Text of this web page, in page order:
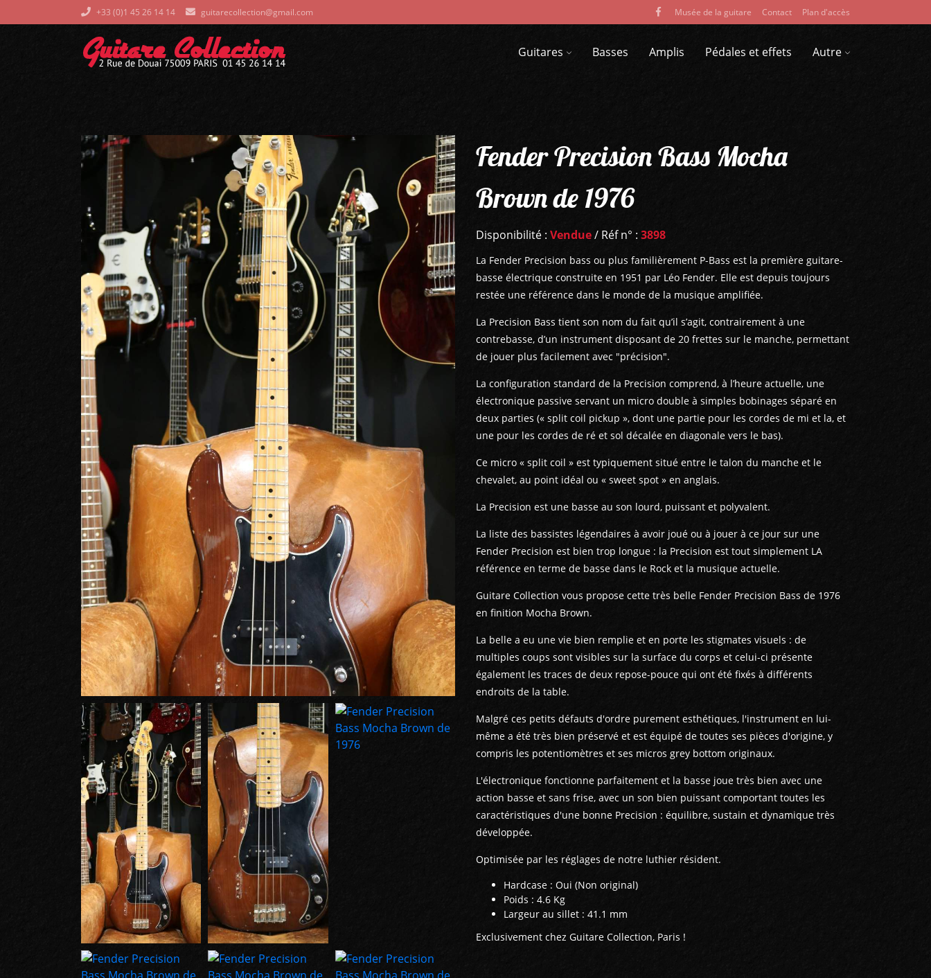
+33 (0)1 45 26 14 14 guitarecollection@gmail.com Musée de la guitare Contact Plan d'accès
Guitares Basses Amplis Pédales et effets Autre
Fender Precision Bass Mocha
Brown de 1976
Disponibilité : Vendue/ Réf n° : 3898
La Fender Precision bass ou plus familièrement P-Bass est la première guitare-
basse électrique construite en 1951 par Léo Fender. Elle est depuis toujours
restée une référence dans le monde de la musique amplifiée.
La Precision Bass tient son nom du fait qu’il s’agit, contrairement à une
contrebasse, d’un instrument disposant de 20 frettes sur le manche, permettant
de jouer plus facilement avec "précision".
La configuration standard de la Precision comprend, à l’heure actuelle, une
électronique passive servant un micro double à simples bobinages séparé en
deux parties (« split coil pickup », dont une partie pour les cordes de mi et la, et
une pour les cordes de ré et sol décalée en diagonale vers le bas).
Ce micro « split coil » est typiquement situé entre le talon du manche et le
chevalet, au point idéal ou « sweet spot » en anglais.
La Precision est une basse au son lourd, puissant et polyvalent.
La liste des bassistes légendaires à avoir joué ou à jouer à ce jour sur une
Fender Precision est bien trop longue : la Precision est tout simplement LA
référence en terme de basse dans le Rock et la musique actuelle.
Guitare Collection vous propose cette très belle Fender Precision Bass de 1976
en finition Mocha Brown.
La belle a eu une vie bien remplie et en porte les stigmates visuels : de
multiples coups sont visibles sur la surface du corps et celui-ci présente
également les traces de deux repose-pouce qui ont été fixés à différents
endroits de la table.
Malgré ces petits défauts d'ordre purement esthétiques, l'instrument en lui-
même a été très bien préservé et est équipé de toutes ses pièces d'origine, y
compris les potentiomètres et ses micros grey bottom originaux.
L'électronique fonctionne parfaitement et la basse joue très bien avec une
action basse et sans frise, avec un son bien puissant comportant toutes les
caractéristiques d'une bonne Precision : équilibre, sustain et dynamique très
développée.
Optimisée par les réglages de notre luthier résident.
Hardcase : Oui (Non original)
Poids : 4.6 Kg
Largeur au sillet : 41.1 mm
Exclusivement chez Guitare Collection, Paris !